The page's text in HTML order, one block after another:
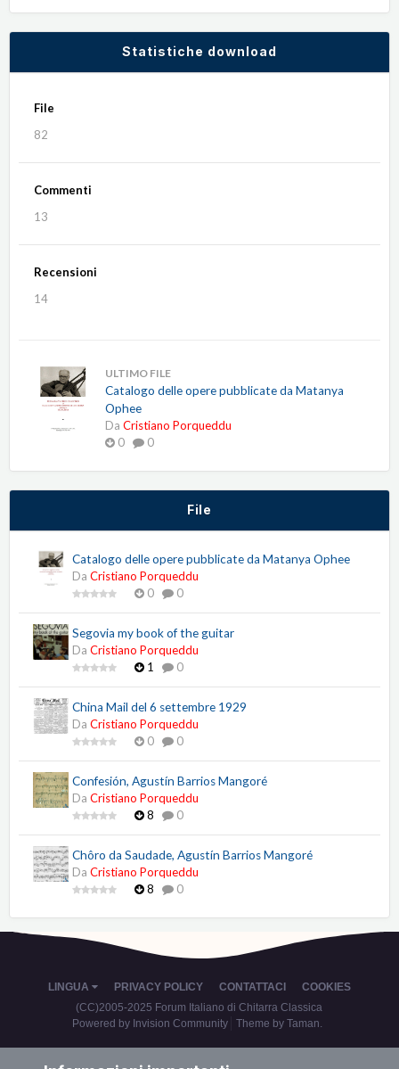
Statistiche download
File
82
Commenti
13
Recensioni
14
ULTIMO FILE
Catalogo delle opere pubblicate da Matanya
Ophee
Da Cristiano Porqueddu
0
0
File
Catalogo delle opere pubblicate da Matanya Ophee
Da Cristiano Porqueddu
0
0
Segovia my book of the guitar
Da Cristiano Porqueddu
1
0
China Mail del 6 settembre 1929
Da Cristiano Porqueddu
0
0
Confesión, Agustín Barrios Mangoré
Da Cristiano Porqueddu
8
0
Chôro da Saudade, Agustín Barrios Mangoré
Da Cristiano Porqueddu
8
0
LINGUA PRIVACY POLICY CONTATTACI
COOKIES
(CC)2005-2025 Forum Italiano di Chitarra Classica
Powered by Invision Community
Theme by Taman.